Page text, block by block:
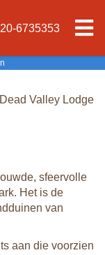
6735353
Dead Valley Lodge
sfeervolle
Het is de
van
aan die voorzien